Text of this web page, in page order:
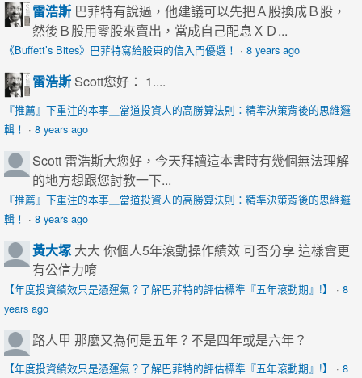
雷浩斯 巴菲特有說過，他建議可以先把Ａ股換成Ｂ股，
然後Ｂ股用零股來賣出，當成自己配息ＸＤ...
《Buffett’s Bites》巴菲特寫給股東的信入門優選！ · 8 years ago
雷浩斯 Scott您好： 1....
『推薦』下重注的本事＿當道投資人的高勝算法則：精準決策背後的思維邏
輯！ · 8 years ago
Scott 雷浩斯大您好，今天拜讀這本書時有幾個無法理解
的地方想跟您討教一下...
『推薦』下重注的本事＿當道投資人的高勝算法則：精準決策背後的思維邏
輯！ · 8 years ago
黃大塚 大大 你個人5年滾動操作績效 可否分享 這樣會更
有公信力唷
【年度投資績效只是憑運氣？了解巴菲特的評估標準『五年滾動期』!】 · 8
years ago
路人甲 那麼又為何是五年？不是四年或是六年？
【年度投資績效只是憑運氣？了解巴菲特的評估標準『五年滾動期』!】 · 8